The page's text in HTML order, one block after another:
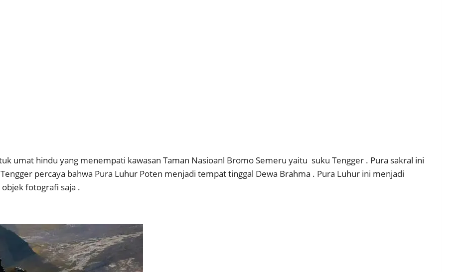
umat hindu yang menempati kawasan Taman Nasioanl Bromo Semeru yaitu suku Tengger . Pura sakral ini
percaya bahwa Pura Luhur Poten menjadi tempat tinggal Dewa Brahma . Pura Luhur ini menjadi
fotografi saja .